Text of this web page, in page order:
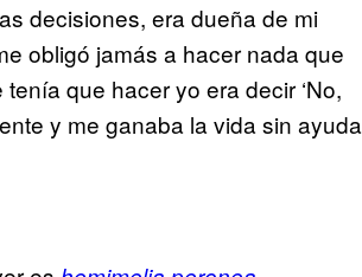
decisiones, era dueña de mi
obligó jamás a hacer nada que
que hacer yo era decir ‘No,
y me ganaba la vida sin ayuda